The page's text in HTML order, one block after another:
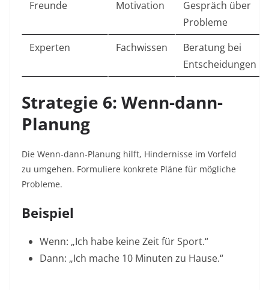
Freunde Motivation
Gespräch über
Probleme
Experten
Fachwissen
Beratung bei
Entscheidungen
Strategie 6: Wenn-dann-
Planung
Die Wenn-dann-Planung hilft, Hindernisse im Vorfeld
zu umgehen. Formuliere konkrete Pläne für mögliche
Probleme.​
Beispiel
Wenn: „Ich habe keine Zeit für Sport.“
Dann: „Ich mache 10 Minuten zu Hause.“